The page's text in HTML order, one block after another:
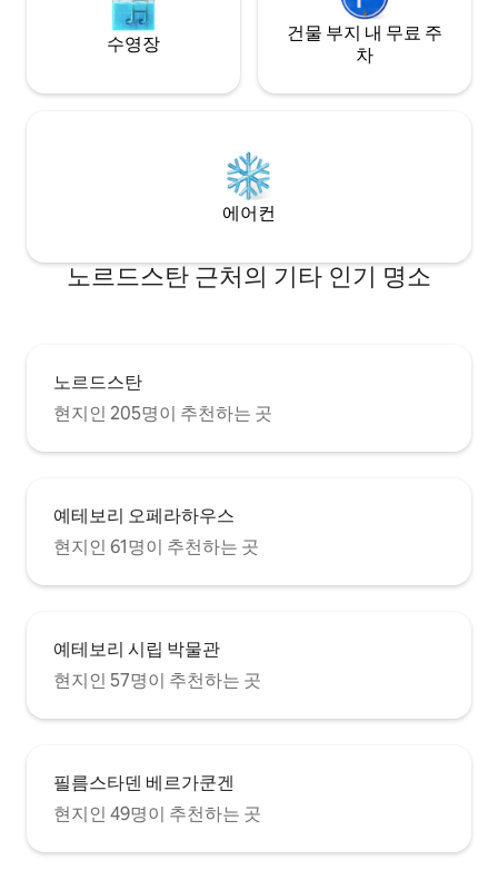
수영장
건물 부지 내 무료 주
차
에어컨
노르드스탄 근처의 기타 인기 명소
노르드스탄
현지인 205명이 추천하는 곳
예테보리 오페라하우스
현지인 61명이 추천하는 곳
예테보리 시립 박물관
현지인 57명이 추천하는 곳
필름스타덴 베르가쿤겐
현지인 49명이 추천하는 곳